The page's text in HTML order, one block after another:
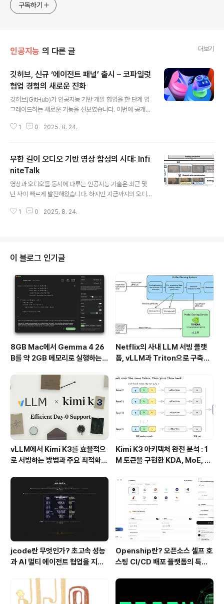
구독하기
인공지능 의 다른 글 더보기
깃허브, 신규 ‘에이전트 패널’ 출시 – 코파일럿
협업 경험의 새로운 진화
깃허브(GitHub)가 인공지능 기반 개발 협업을 한 단계 업
그레이드하는 새로운 기능을 선보였습니다. 이번에 공개된
(Copilot)의 활용 범위를 크게 확장시키며, 개발자들이 프
지에서든 간단한 프롬프트 입력만으로 코파일럿에게 작업
을 맡기고, 실시간으로 진행 상황을 추적할 수 있습니다. 코
드 작성, 계획 수립, 테스트, 풀 리퀘스트(PR) 생성까지 이
어지는 전체 개발 워크플로우를 자연스럽게 지원하는 것이
깃허브 플랫폼 전반에서 사용할 수 있는 AI 기반 협업 허브
1 0 2025. 8. 24.
무한 길이 오디오 기반 영상 합성의 시대: Infi
niteTalk
영상과 오디오를 동시에 다루는 인공지능 기술은 최근 몇
년 사이 빠르게 발전해왔습니다. 하지만 지금까지의 오디
길이의 영상에만 안정적으로 적용된다는 한계가 있었습니
것이 바로 InfiniteTalk입니다. InfiniteTalk은 입력된 오
디오와 영상을 기반으로 무한 길이의 자연스러운 더빙 영
상을 생성할 수 있는 새로운 프레임워크입니다.InfiniteTal
k이란 무엇인가InfiniteTalk은 sparse-frame video d
ubbing을 기반으로 한 차세대 영상 합성 모델입니다..
1 0 2025. 8. 24.
이 블로그 인기글
8GB Mac에서 Gemma 4 26
B를 약 2GB 메모리로 실행하는 T
Netflix의 사내 LLM 서빙 플랫
폼, vLLM과 Triton으로 구축한
vLLM에서 Kimi K3를 효율적으
로 서빙하는 방법과 주요 최적화
Kimi K3 아키텍처 완전 분석 : 1
M 토큰을 구현한 KDA, MoE, Fl
핵심 기술
jcode란 무엇인가? 초고속 성능
과 AI 멀티 에이전트 협업을 지원
Openship란? 오픈소스 셀프 호
스팅 CI/CD 배포 플랫폼의 특징